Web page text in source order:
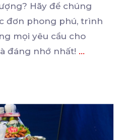
Hãy để chúng
đơn phong phú, trình
mọi yêu cầu cho
đáng nhớ nhất! ...